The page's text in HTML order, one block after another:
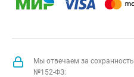
Мы отвечаем за
№152-ФЗ: